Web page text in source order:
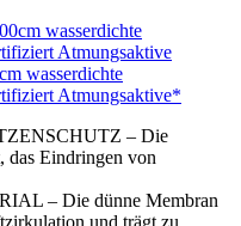
wasserdichte
Atmungsaktive*
– Die
das Eindringen von
– Die dünne Membran
und trägt zu